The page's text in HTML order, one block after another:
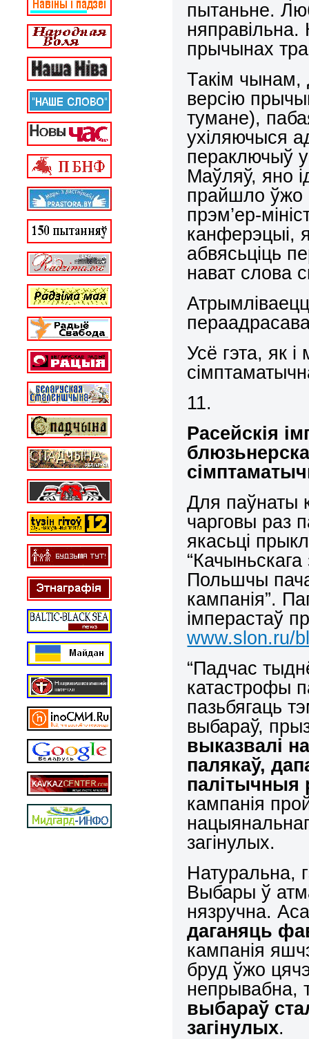
пытаньне.
прычынах
Такім чынам,
версію
тумане),
ухіляючыся
пераключыў
Маўляў, яно
прайшло ўжо
прэм’ер-
канферэцыі,
абвясьціць
нават слова
Усё гэта, як
11.
Расейскія
Для паўнаты
чарговы раз
якасьці
Польшчы
кампанія”.
імперастаў
www.slon.ru/
“Падчас
катастрофы
пазьбягаць
выбараў,
выказвалі
палякаў,
палітычныя
кампанія
загінулых.
Натуральна,
Выбары ў
нязручна.
даганяць
кампанія
бруд ўжо
непрывабна,
выбараў
загінулых.